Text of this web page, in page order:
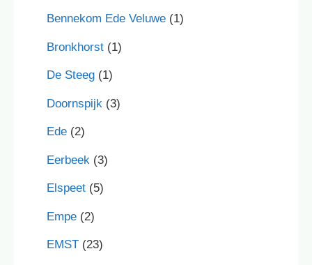
Bennekom Ede Veluwe (1)
Bronkhorst (1)
De Steeg (1)
Doornspijk (3)
Ede (2)
Eerbeek (3)
Elspeet (5)
Empe (2)
EMST (23)